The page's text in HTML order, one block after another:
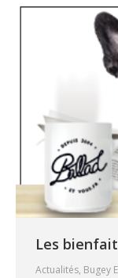
Les
Actualités, Bugey